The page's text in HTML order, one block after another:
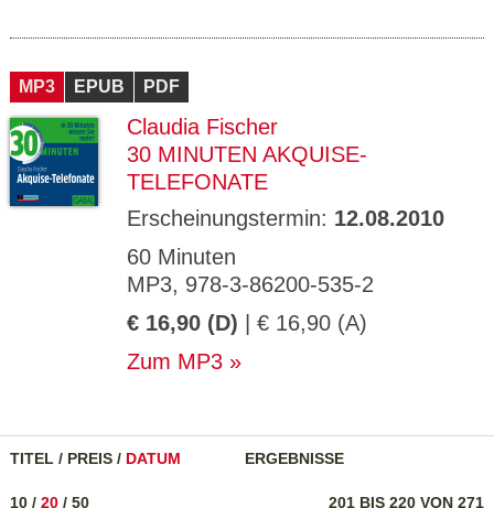
MP3 EPUB PDF
Claudia Fischer
30 MINUTEN AKQUISE-
TELEFONATE
Erscheinungstermin: 12.08.2010
60 Minuten
MP3, 978-3-86200-535-2
€ 16,90 (D) | € 16,90 (A)
Zum MP3
TITEL / PREIS / DATUM ERGEBNISSE
201 BIS 220 VON 271
10 / 20 / 50